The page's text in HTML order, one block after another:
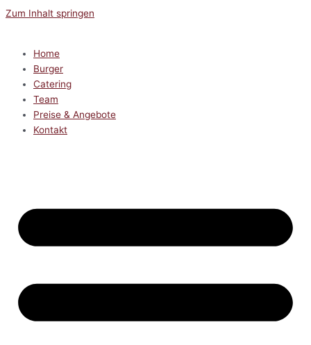
Zum Inhalt springen
Home
Burger
Catering
Team
Preise & Angebote
Kontakt